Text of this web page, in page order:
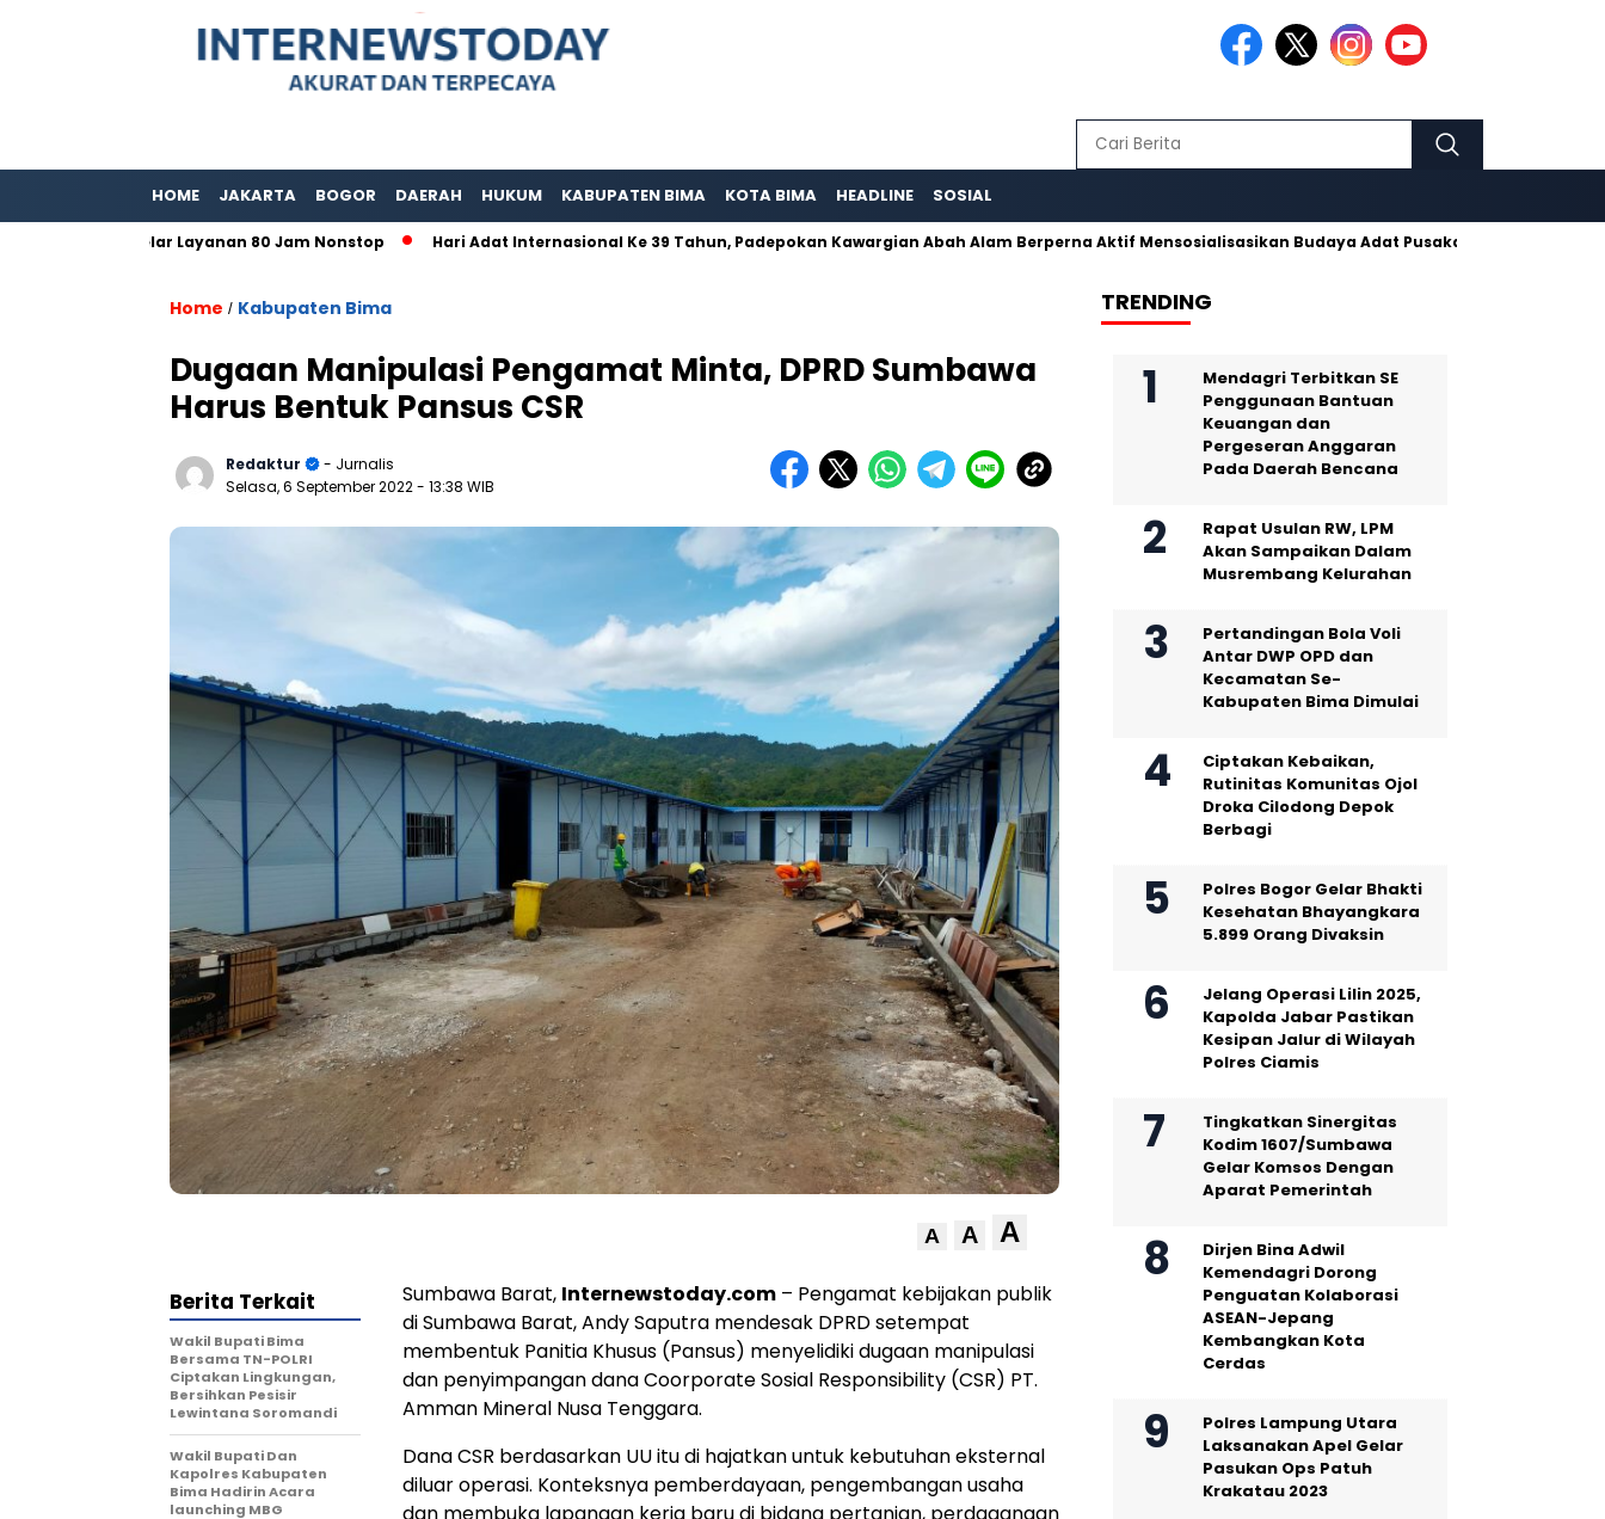
HOME JAKARTA BOGOR DAERAH HUKUM KABUPATEN BIMA KOTA BIMA HEADLINE SOSIAL
Gelar Layanan 80 Jam Nonstop Hari Adat Internasional Ke 39 Tahun, Padepokan Kawargian Abah Alam Berperna Aktif Mensosialisasikan Budaya Adat Pusaka Kujang
Home / Kabupaten Bima
Dugaan Manipulasi Pengamat Minta, DPRD Sumbawa
Harus Bentuk Pansus CSR
Redaktur
- Jurnalis
Selasa, 6 September 2022- 13:38 WIB
A A A
Sumbawa Barat, Internewstoday.com – Pengamat kebijakan publik
di Sumbawa Barat, Andy Saputra mendesak DPRD setempat
membentuk Panitia Khusus (Pansus) menyelidiki dugaan manipulasi
dan penyimpangan dana Coorporate Sosial Responsibility (CSR) PT.
Amman Mineral Nusa Tenggara.
Dana CSR berdasarkan UU itu di hajatkan untuk kebutuhan eksternal
diluar operasi. Konteksnya pemberdayaan, pengembangan usaha
dan membuka lapangan kerja baru di bidang pertanian, perdagangan
Berita Terkait
Wakil Bupati Bima
Bersama TN-POLRI
Ciptakan Lingkungan,
Bersihkan Pesisir
Lewintana Soromandi
Wakil Bupati Dan
Kapolres Kabupaten
Bima Hadirin Acara
launching MBG
TRENDING
Mendagri Terbitkan SE
Penggunaan Bantuan
Keuangan dan
Pergeseran Anggaran
Pada Daerah Bencana
Rapat Usulan RW, LPM
Akan Sampaikan Dalam
Musrembang Kelurahan
Pertandingan Bola Voli
Antar DWP OPD dan
Kecamatan Se-
Kabupaten Bima Dimulai
Ciptakan Kebaikan,
Rutinitas Komunitas Ojol
Droka Cilodong Depok
Berbagi
Polres Bogor Gelar Bhakti
Kesehatan Bhayangkara
5.899 Orang Divaksin
Jelang Operasi Lilin 2025,
Kapolda Jabar Pastikan
Kesipan Jalur di Wilayah
Polres Ciamis
Tingkatkan Sinergitas
Kodim 1607/Sumbawa
Gelar Komsos Dengan
Aparat Pemerintah
Dirjen Bina Adwil
Kemendagri Dorong
Penguatan Kolaborasi
ASEAN-Jepang
Kembangkan Kota
Cerdas
Polres Lampung Utara
Laksanakan Apel Gelar
Pasukan Ops Patuh
Krakatau 2023